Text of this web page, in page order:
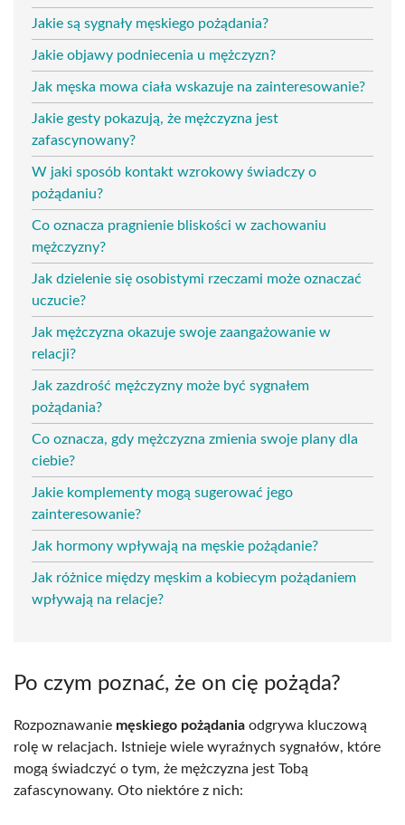
Jakie są sygnały męskiego pożądania?
Jakie objawy podniecenia u mężczyzn?
Jak męska mowa ciała wskazuje na zainteresowanie?
Jakie gesty pokazują, że mężczyzna jest
zafascynowany?
W jaki sposób kontakt wzrokowy świadczy o
pożądaniu?
Co oznacza pragnienie bliskości w zachowaniu
mężczyzny?
Jak dzielenie się osobistymi rzeczami może oznaczać
uczucie?
Jak mężczyzna okazuje swoje zaangażowanie w
relacji?
Jak zazdrość mężczyzny może być sygnałem
pożądania?
Co oznacza, gdy mężczyzna zmienia swoje plany dla
ciebie?
Jakie komplementy mogą sugerować jego
zainteresowanie?
Jak hormony wpływają na męskie pożądanie?
Jak różnice między męskim a kobiecym pożądaniem
wpływają na relacje?
Po czym poznać, że on cię pożąda?
Rozpoznawanie męskiego pożądania odgrywa kluczową
rolę w relacjach. Istnieje wiele wyraźnych sygnałów, które
mogą świadczyć o tym, że mężczyzna jest Tobą
zafascynowany. Oto niektóre z nich: